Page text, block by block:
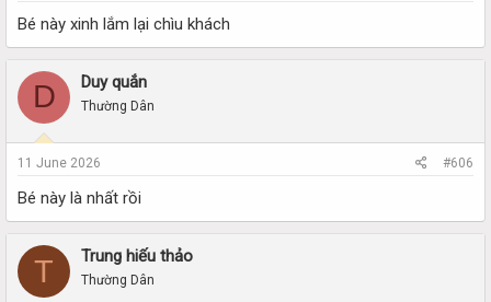
Bé này xinh lắm lại chìu khách
D Duy quắn
Thường Dân
11 June 2026 #606
Bé này là nhất rồi
T Trung hiếu thảo
Thường Dân